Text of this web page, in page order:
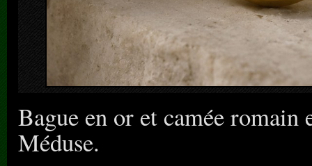
Bague en or et camée romain
Méduse.